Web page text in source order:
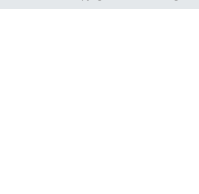
的。 我们应该关